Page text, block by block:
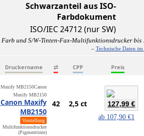
Schwarzanteil aus ISO-
Farbdokument
ISO/IEC 24712 (nur SW)
Farb und S/W-Tinten-Fax-Multifunktionsdrucker bis
– Technische Daten
Druckername ⇄ CPP Preis
Canon
Maxify MB2150
Canon Maxify
MB2150
Vorstellung
Multifunktionsdrucker
(Pigmenttinte)
42 2,5 ct 127,99 €
ab 107,90 €1